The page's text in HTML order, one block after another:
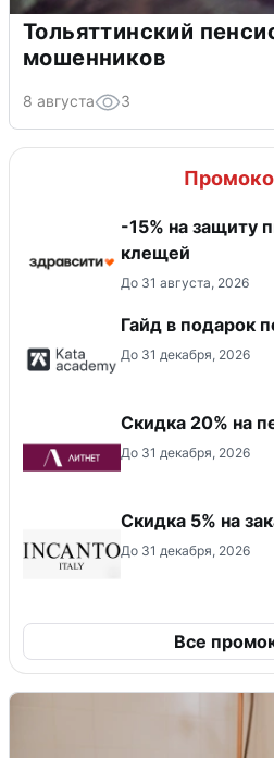
Тольяттинский
мошенников
8 августа 3
-15% на защиту
клещей
До 31 августа, 2026
Гайд в подарок
До 31 декабря, 2026
Скидка 20% на
До 31 декабря, 2026
Скидка 5% на
До 31 декабря, 2026
Все